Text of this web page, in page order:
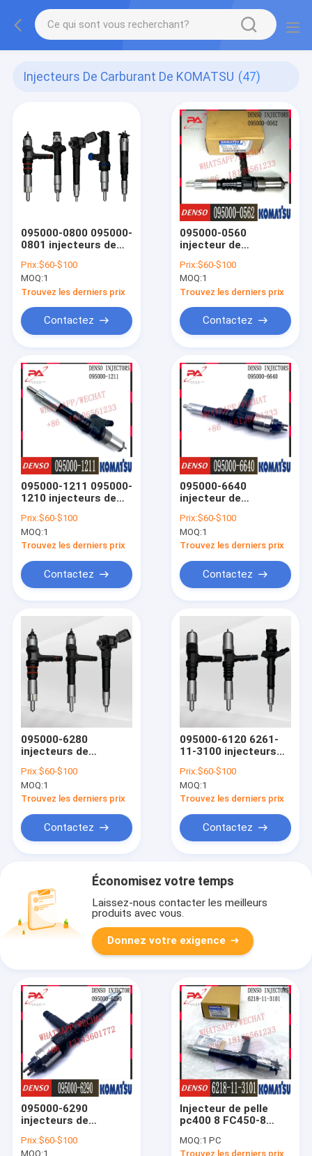
Injecteurs De Carburant De KOMATSU (47)
095000-0800 095000-
0801 injecteurs de
KOMATSU 6156-11-
3100 pour le moteur
de SA6D125E
Prix:$60-$100
MOQ:1
Trouvez les derniers prix
Contactez
095000-0560
injecteur de
diesel 095000-0561
095000-0562 6218-
11-3100 6218-11-
3102
Prix:$60-$100
MOQ:1
Trouvez les derniers prix
Contactez
095000-1211 095000-
1210 injecteurs de
KOMATSU 6156-11-
3300 6156-11-3301
Prix:$60-$100
MOQ:1
Trouvez les derniers prix
Contactez
095000-6640
injecteur de
KOMATSU 6251-11-
3200 6251-11-3201
Prix:$60-$100
MOQ:1
Trouvez les derniers prix
Contactez
095000-6280
injecteurs de
DLLA138P934
KOMATSU 6219-11-
3100 6560-11-1114
Prix:$60-$100
MOQ:1
Trouvez les derniers prix
Contactez
095000-6120 6261-
11-3100 injecteurs
PC450-7 6D140 de
KOMATSU
Prix:$60-$100
MOQ:1
Trouvez les derniers prix
Contactez
Économisez votre temps
Laissez-nous contacter les meilleurs
produits avec vous.
Donnez votre exigence
095000-6290
injecteurs de
D375 PC1250-8 6245-
Prix:$60-$100
MOQ:1
Injecteur de pelle
pc400 8 FC450-8
11-3300 6251-11-
MOQ:1 PC
Trouvez les derniers prix